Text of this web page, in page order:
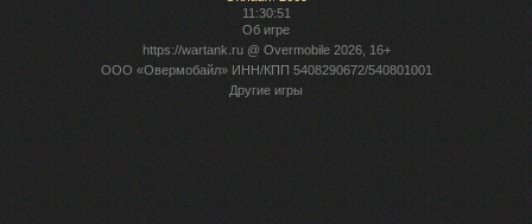
11:30:51
Об игре
https://wartank.ru@ Overmobile 2026, 16+
ООО «Овермобайл» ИНН/КПП 5408290672/540801001
Другие игры